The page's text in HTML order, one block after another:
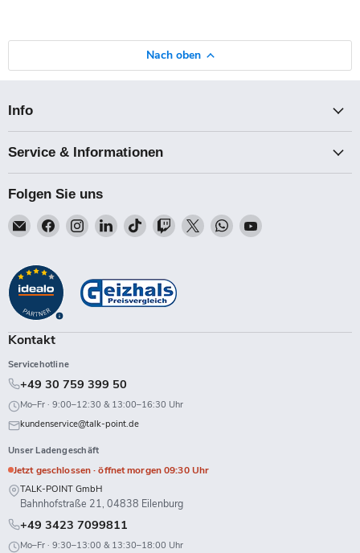
Nach oben
Info
Service & Informationen
Folgen Sie uns
Email
Talk-
Finden
Sie
auf
Facebook
Finden
Sie
auf
Instagram
Finden
Sie
auf
LinkedIn
Finden
Sie
auf
TikTok
Finden
Sie
Twitch
Finden
Sie
Finden
Sie
Finden
Kontakt
Servicehotline
+49 30 759 399 50
Mo–Fr · 9:00–12:30 & 13:00–16:30 Uhr
kundenservice@talk-point.de
Unser Ladengeschäft
Jetzt geschlossen · öffnet morgen 09:30 Uhr
TALK-POINT GmbH
Bahnhofstraße 21, 04838 Eilenburg
+49 3423 7099811
Mo–Fr · 9:30–13:00 & 13:30–18:00 Uhr